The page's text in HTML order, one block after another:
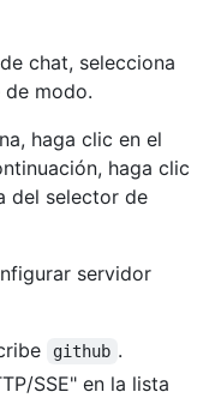
chat, selecciona
modo.
haga clic en el
haga clic
del selector de
servidor
github .
SSE" en la lista